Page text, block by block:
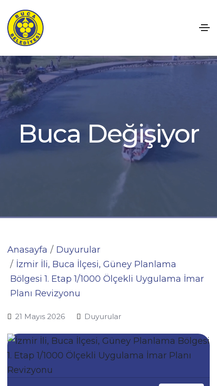
Buca Değişiyor
Anasayfa
Duyurular
İzmir İli, Buca İlçesi, Güney Planlama
Bölgesi 1. Etap 1/1000 Ölçekli Uygulama İmar
Planı Revizyonu
21 Mayıs 2026 Duyurular